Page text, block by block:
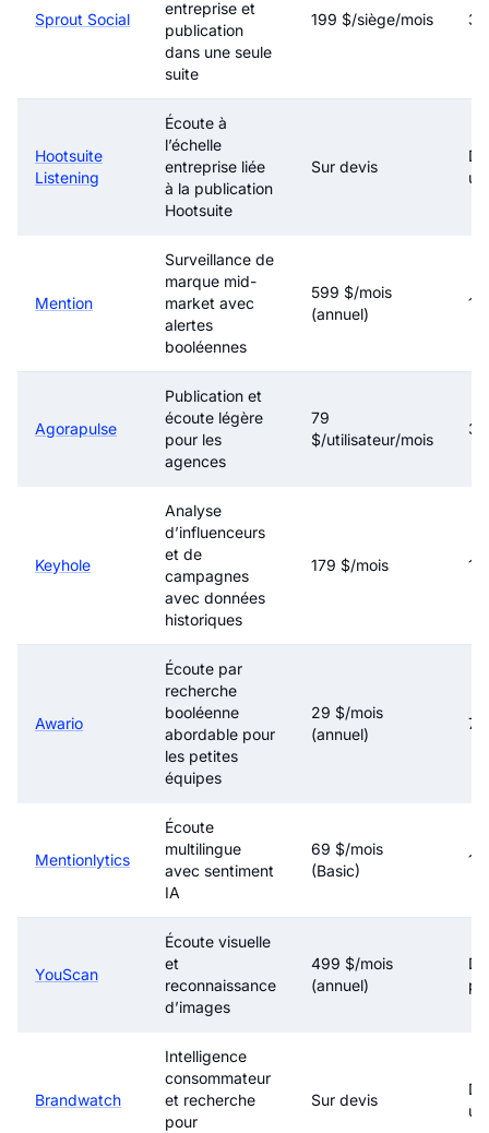
Sprout Social
entreprise et
publication
dans une seule
suite
199 $/siège/mois
Hootsuite
Listening
Écoute à
l’échelle
entreprise liée
à la publication
Hootsuite
Sur devis
Mention
Surveillance de
marque mid-
market avec
alertes
booléennes
599 $/mois
(annuel)
14
Agorapulse
Publication et
écoute légère
pour les
agences
79
$/utilisateur/mois
Keyhole
Analyse
d’influenceurs
et de
campagnes
avec données
historiques
179 $/mois 14
Awario
Écoute par
recherche
booléenne
abordable pour
les petites
équipes
29 $/mois
(annuel)
7
Mentionlytics
Écoute
multilingue
avec sentiment
IA
69 $/mois
(Basic)
14
YouScan
Écoute visuelle
et
reconnaissance
d’images
499 $/mois
(annuel)
Brandwatch
Intelligence
consommateur
et recherche
pour
Sur devis